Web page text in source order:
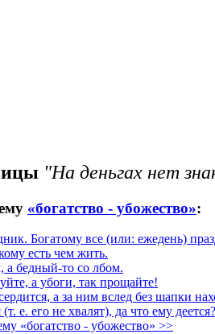
"На деньгах нет
«богатство - убожество»:
Богатому все (или: ежедень)
есть чем жить.
а бедный-то со лбом.
а убоги, так прощайте!
а за ним вслед без шапки
е. его не хвалят), да что ему деется?
«богатство - убожество» >>